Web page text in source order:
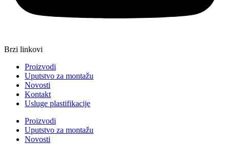
Brzi linkovi
Proizvodi
Uputstvo za montažu
Novosti
Kontakt
Usluge plastifikacije
Proizvodi
Uputstvo za montažu
Novosti